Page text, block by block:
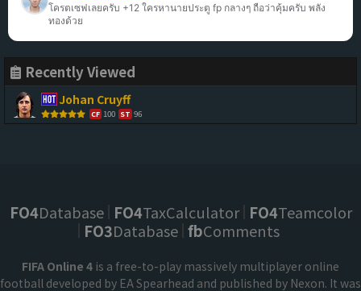
โครตเซฟเลยครับ +12 ใครหานายประตู fp กลางๆ ถือว่าคุ้มครับ พลัง
ทองด้วย
Recently Viewed
Johan Cruyff
CF 100 ST 96
FO4Database FO4TaxCalculator FO4Teamcolor
FO3Database fbComments
FIFA Online 4 is a free-to-play massively multiplayer online
football developed by EA Spearhead and published by Nexon. It was